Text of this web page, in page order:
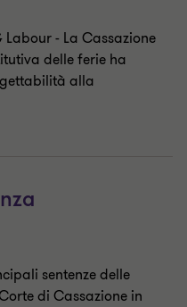
Labour - La Cassazione
delle ferie ha
alla
sentenze delle
di Cassazione in